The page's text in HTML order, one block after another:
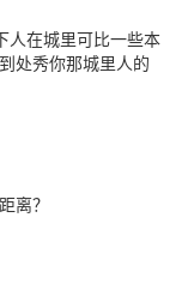
人在城里可比一些本
处秀你那城里人的
离？